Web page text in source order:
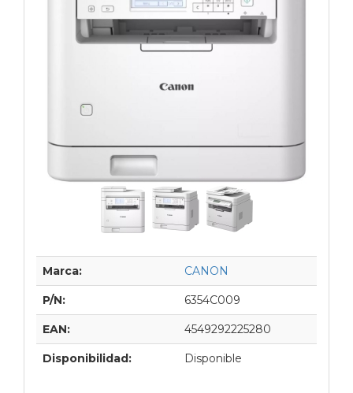
Marca: CANON
P/N: 6354C009
EAN: 4549292225280
Disponibilidad: Disponible